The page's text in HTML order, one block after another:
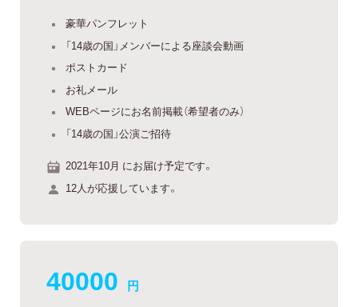
豪華パンフレット
「14歳の国」メンバーによる座談会動画
ポストカード
お礼メール
WEBページにお名前掲載（希望者のみ）
「14歳の国」公演ご招待
2021年10月 にお届け予定です。
12人が応援しています。
40000 円